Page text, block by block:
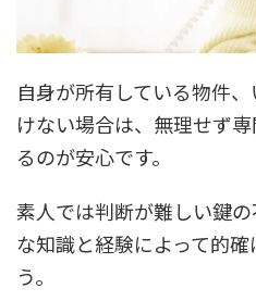
自身が所有している物件
けない場合は、無理せず
るのが安心です。
素人では判断が難しい鍵
な知識と経験によって的
う。